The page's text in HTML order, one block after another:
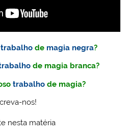
trabalho de magia negra?
de magia branca?
trabalhode magia?
nos!
nesta matéria